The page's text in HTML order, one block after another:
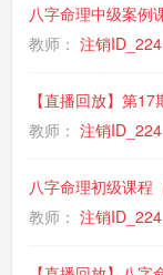
八字命理中级案例
教师： 注销ID_224
【直播回放】第
教师： 注销ID_224
八字命理初级课程
教师： 注销ID_224